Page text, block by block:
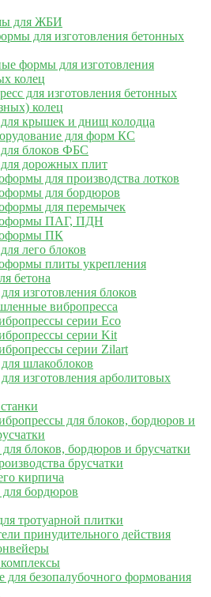
для ЖБИ
для изготовления бетонных
формы для изготовления
колец
для изготовления бетонных
колец
крышек и днищ колодца
для форм КС
блоков ФБС
дорожных плит
для производства лотков
для бордюров
для перемычек
ПАГ, ПДН
ПК
лего блоков
плиты укрепления
бетона
изготовления блоков
вибропресса
серии Eco
серии Kit
серии Zilart
шлакоблоков
изготовления арболитовых
для блоков, бордюров и
блоков, бордюров и брусчатки
брусчатки
кирпича
бордюров
тротуарной плитки
принудительного действия
для безопалубочного формования